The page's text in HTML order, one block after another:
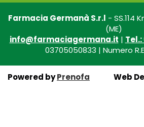
Farmacia Germanà S.r.l - SS.114
(ME)
info@farmaciagermana.it |
03705050833 | Numero
Powered byPrenofa Web